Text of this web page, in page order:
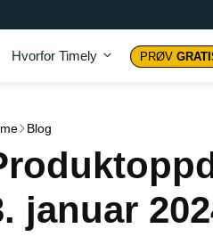
Hvorfor Timely PRØV
Blog
januar